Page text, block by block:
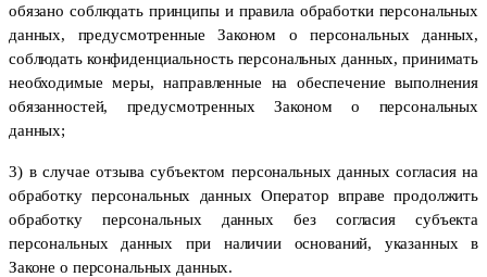
обязано соблюдать принципы и правила обработки персональных
данных, предусмотренные Законом о персональных данных,
соблюдать конфиденциальность персональных данных, принимать
необходимые меры, направленные на обеспечение выполнения
обязанностей, предусмотренных Законом о персональных
данных;
3) в случае отзыва субъектом персональных данных согласия на
обработку персональных данных Оператор вправе продолжить
обработку персональных данных без согласия субъекта
персональных данных при наличии оснований, указанных в
Законе о персональных данных.